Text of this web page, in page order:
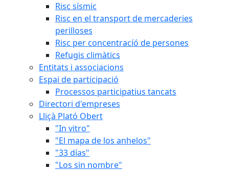
Risc sísmic
Risc en el transport de mercaderies
perilloses
Risc per concentracíó de persones
Refugis climàtics
Entitats i associacions
Espai de participació
Processos participatius tancats
Directori d'empreses
Lliçà Plató Obert
"In vitro"
"El mapa de los anhelos"
"33 días"
"Los sin nombre"